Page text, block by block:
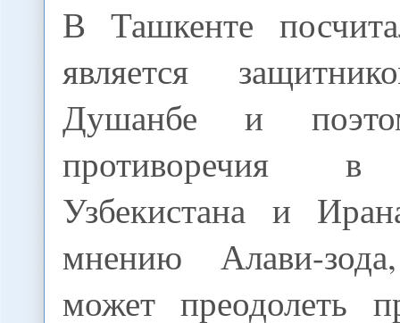
В Ташкенте
является
Душанбе и
противоречия в
Узбекистана и
мнению Алави-
может преодолеть